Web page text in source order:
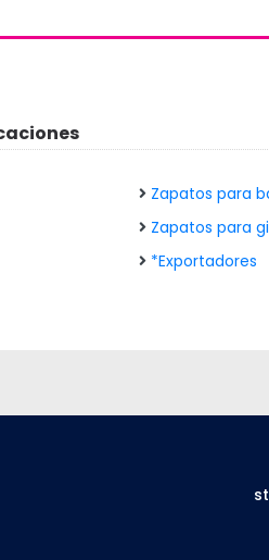
Zapatos para
Zapatos para
*Exportadores